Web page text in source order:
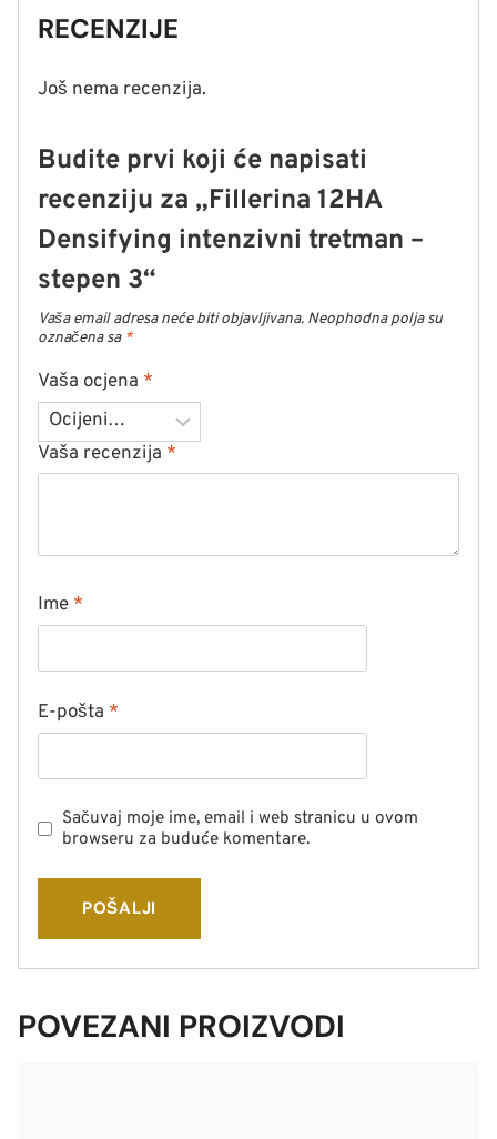
RECENZIJE
Još nema recenzija.
Budite prvi koji će napisati
recenziju za „Fillerina 12HA
Densifying intenzivni tretman –
stepen 3“
Vaša email adresa neće biti objavljivana. Neophodna polja su
označena sa *
Vaša ocjena *
Vaša recenzija *
Ime *
E-pošta *
Sačuvaj moje ime, email i web stranicu u ovom
browseru za buduće komentare.
POVEZANI PROIZVODI